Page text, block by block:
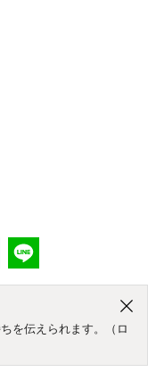
を伝えられます。（ロ